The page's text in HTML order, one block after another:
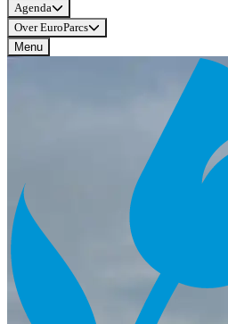
Agenda
Over EuroParcs
Menu